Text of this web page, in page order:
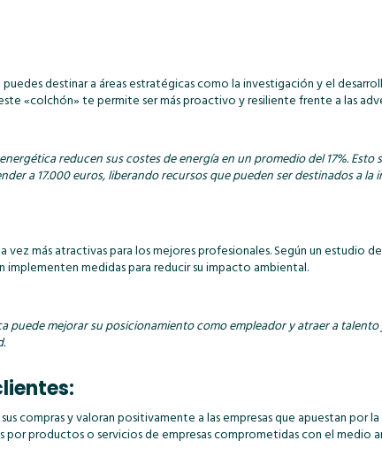
destinar a áreas estratégicas como la investigación y el
«colchón» te permite ser más proactivo y resiliente frente a las
reducen sus costes de energía en un promedio del 17%. Esto
a 17.000 euros, liberando recursos que pueden ser destinados a la
más atractivas para los mejores profesionales. Según un estudio
implementen medidas para reducir su impacto ambiental.
puede mejorar su posicionamiento como empleador y atraer a
compras y valoran positivamente a las empresas que apuestan por
por productos o servicios de empresas comprometidas con el medio